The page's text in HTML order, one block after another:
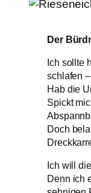
Der
Ich sollte
schlafen –
Hab die
Spickt
Doch
Ich will
Denn ich